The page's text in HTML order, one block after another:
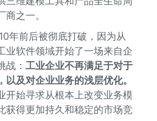
之一。
年前后被彻底打破，因为从
业软件领域开始了一场来自企
战： 工业企业不再满足于对于
及对企业业务的浅层优化。
开始寻求从根本上改变业务模
获得更加持久和稳定的市场竞